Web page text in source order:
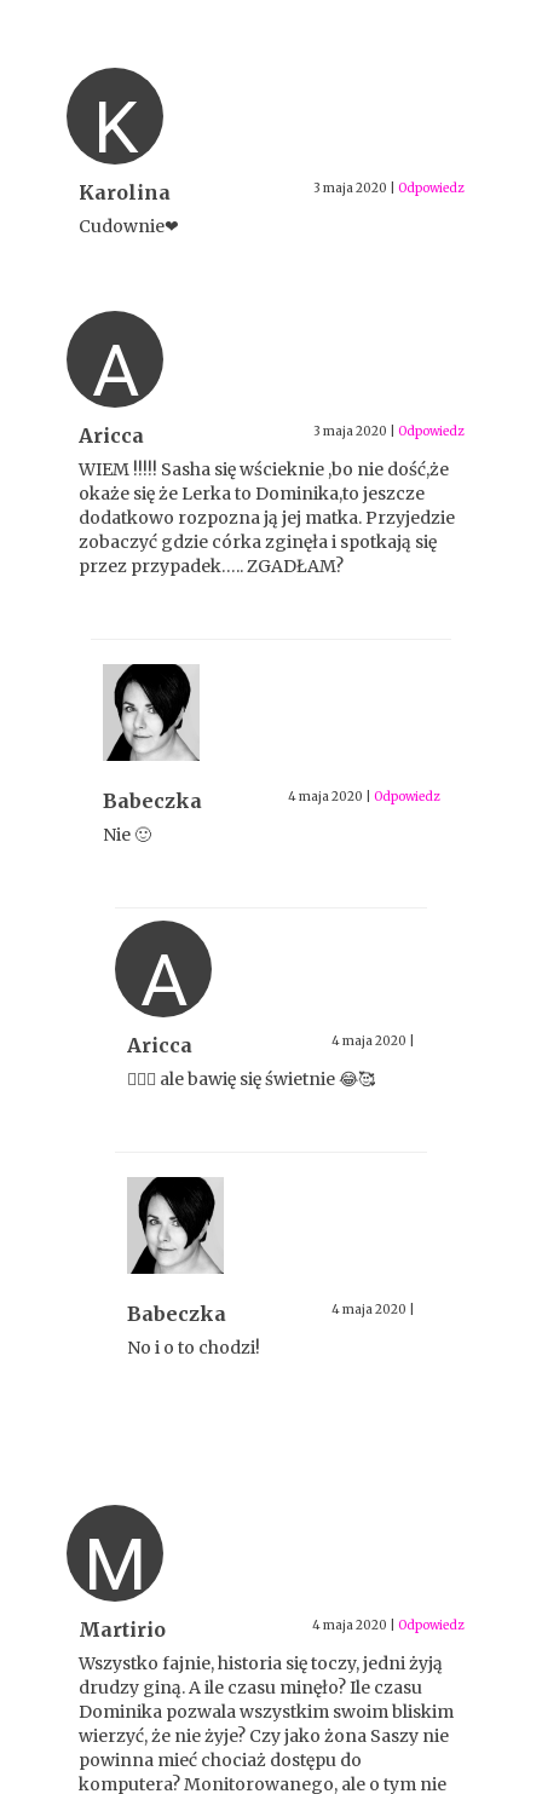
K
Karolina 3 maja 2020 Odpowiedz
Cudownie❤
A
Aricca 3 maja 2020 Odpowiedz
WIEM !!!!! Sasha się wścieknie ,bo nie dość,że
okaże się że Lerka to Dominika,to jeszcze
dodatkowo rozpozna ją jej matka. Przyjedzie
zobaczyć gdzie córka zginęła i spotkają się
przez przypadek….. ZGADŁAM?
Babeczka 4 maja 2020 Odpowiedz
Nie 🙂
A
Aricca 4 maja 2020
🤷🏻‍♀️ ale bawię się świetnie 😂🥰
Babeczka 4 maja 2020
No i o to chodzi!
M
Martirio 4 maja 2020 Odpowiedz
Wszystko fajnie, historia się toczy, jedni żyją
drudzy giną. A ile czasu minęło? Ile czasu
Dominika pozwala wszystkim swoim bliskim
wierzyć, że nie żyje? Czy jako żona Saszy nie
powinna mieć chociaż dostępu do
komputera? Monitorowanego, ale o tym nie